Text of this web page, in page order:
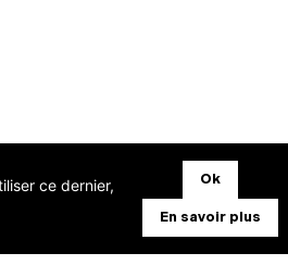
ce dernier, Ok
En savoir plus